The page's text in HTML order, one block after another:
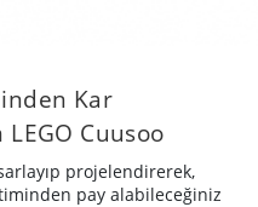
Kar
Cuusoo
projelendirerek,
pay alabileceğiniz